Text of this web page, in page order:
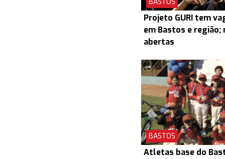
Projeto GURI tem
em Bastos e
abertas
BASTOS
Atletas base do